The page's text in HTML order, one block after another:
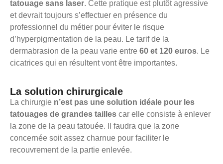
tatouage sans laser. Cette pratique est plutôt agressive
et devrait toujours s’effectuer en présence du
professionnel du métier pour éviter le risque
d’hyperpigmentation de la peau. Le tarif de la
dermabrasion de la peau varie entre 60 et 120 euros. Le
cicatrices qui en résultent vont être importantes.
La solution chirurgicale
La chirurgie n’est pas une solution idéale pour les
tatouages de grandes tailles car elle consiste à enlever
la zone de la peau tatouée. Il faudra que la zone
concernée soit assez charnue pour faciliter le
recouvrement de la partie enlevée.